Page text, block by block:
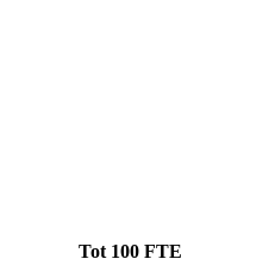
Tot 100 FTE